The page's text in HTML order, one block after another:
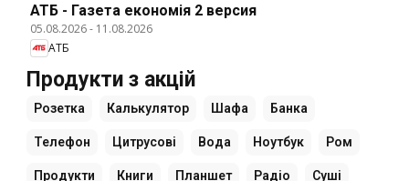
АТБ - Газета економія 2 версия
05.08.2026- 11.08.2026
АТБ
Продукти з акцій
Розетка Калькулятор Шафа Банка
Телефон Цитрусові Вода Ноутбук Ром
Продукти Книги Планшет Радіо Суші